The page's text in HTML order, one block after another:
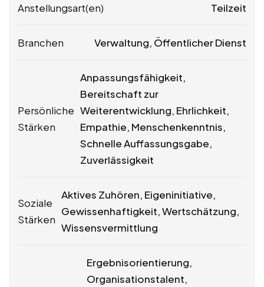
Anstellungsart(en) Teilzeit
Branchen Verwaltung, Öffentlicher Dienst
Persönliche
Stärken
Anpassungsfähigkeit,
Bereitschaft zur
Weiterentwicklung, Ehrlichkeit,
Empathie, Menschenkenntnis,
Schnelle Auffassungsgabe,
Zuverlässigkeit
Soziale
Stärken
Aktives Zuhören, Eigeninitiative,
Gewissenhaftigkeit, Wertschätzung,
Wissensvermittlung
Ergebnisorientierung,
Organisationstalent,